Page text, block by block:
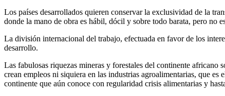
Los países desarrollados quieren conservar la exclusividad de la
donde la mano de obra es hábil, dócil y sobre todo barata, pero no
La división internacional del trabajo, efectuada en favor de los
desarrollo.
Las fabulosas riquezas mineras y forestales del continente africano
crean empleos ni siquiera en las industrias agroalimentarias, que
continente que aún conoce con regularidad crisis alimentarias y